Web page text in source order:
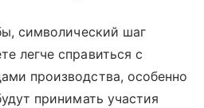
символический шаг
легче справиться с
производства, особенно
принимать участия